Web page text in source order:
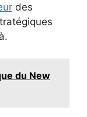
des
du New